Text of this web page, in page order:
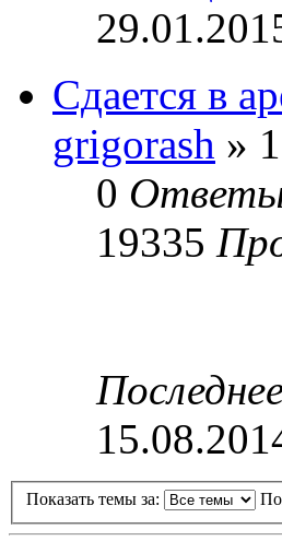
Сдается в
grigorash »
0
19335
Показать темы за: